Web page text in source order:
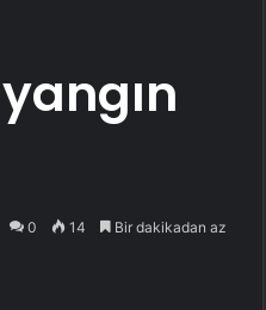
0 14 Bir dakikadan az